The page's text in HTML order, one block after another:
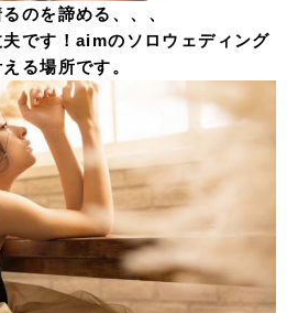
のを諦める、、、
です！aimのソロウェディング
る場所です。